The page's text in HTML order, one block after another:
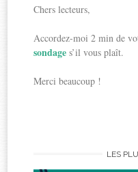
Chers lecteurs,
Accordez-moi 2 min de
sondages’il vous plaît.
Merci beaucoup !
LES